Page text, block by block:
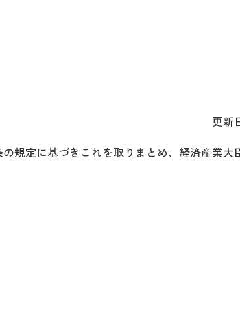
更新
規定に基づきこれを取りまとめ、経済産業大